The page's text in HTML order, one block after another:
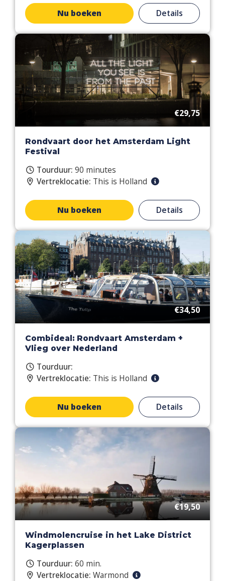
Nu boeken Details
€29,75
Rondvaart door het Amsterdam Light
Festival
Tourduur: 90 minutes
Vertreklocatie: This is Holland
Nu boeken Details
€34,50
Combideal: Rondvaart Amsterdam +
Vlieg over Nederland
Tourduur:
Vertreklocatie: This is Holland
Nu boeken Details
€19,50
Windmolencruise in het Lake District
Kagerplassen
Tourduur: 60 min.
Vertreklocatie: Warmond